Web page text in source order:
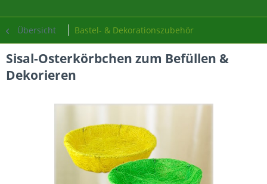
Übersicht Bastel- & Dekorationszubehör
Sisal-Osterkörbchen zum Befüllen &
Dekorieren